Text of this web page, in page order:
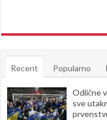
Recent Popularno
Odlične
sve